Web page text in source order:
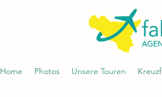
Home Photos Unsere Touren